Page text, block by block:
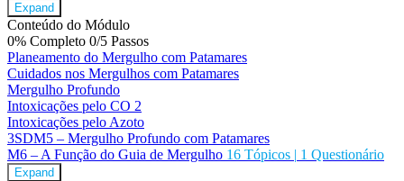
Expand
Conteúdo do Módulo
0% Completo 0/5 Passos
Planeamento do Mergulho com Patamares
Cuidados nos Mergulhos com Patamares
Mergulho Profundo
Intoxicações pelo CO 2
Intoxicações pelo Azoto
3SDM5 – Mergulho Profundo com Patamares
M6 – A Função do Guia de Mergulho 16 Tópicos | 1 Questionário
Expand